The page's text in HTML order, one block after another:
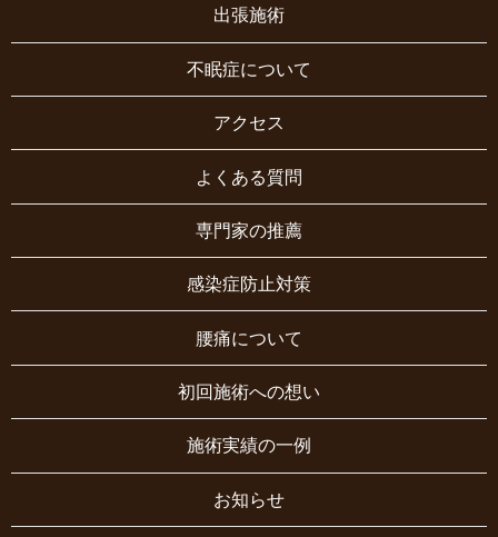
出張施術
不眠症について
アクセス
よくある質問
専門家の推薦
感染症防止対策
腰痛について
初回施術への想い
施術実績の一例
お知らせ